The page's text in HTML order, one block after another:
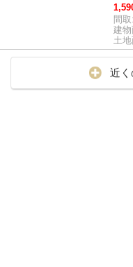
間取:
建
土
近く